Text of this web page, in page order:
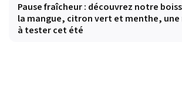
Pause fraîcheur : découvrez notre
la mangue, citron vert et menthe,
à tester cet été